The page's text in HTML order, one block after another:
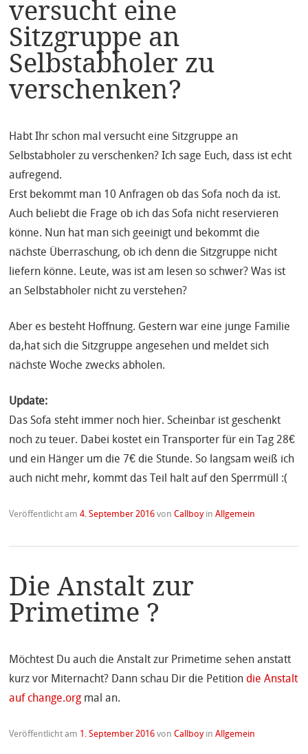
versucht eine
Sitzgruppe an
Selbstabholer zu
verschenken?
Habt Ihr schon mal versucht eine Sitzgruppe an
Selbstabholer zu verschenken? Ich sage Euch, dass ist echt
aufregend.
Erst bekommt man 10 Anfragen ob das Sofa noch da ist.
Auch beliebt die Frage ob ich das Sofa nicht reservieren
könne. Nun hat man sich geeinigt und bekommt die
nächste Überraschung, ob ich denn die Sitzgruppe nicht
liefern könne. Leute, was ist am lesen so schwer? Was ist
an Selbstabholer nicht zu verstehen?
Aber es besteht Hoffnung. Gestern war eine junge Familie
da,hat sich die Sitzgruppe angesehen und meldet sich
nächste Woche zwecks abholen.
Update:
Das Sofa steht immer noch hier. Scheinbar ist geschenkt
noch zu teuer. Dabei kostet ein Transporter für ein Tag 28€
und ein Hänger um die 7€ die Stunde. So langsam weiß ich
auch nicht mehr, kommt das Teil halt auf den Sperrmüll :(
Veröffentlicht am4. September 2016 vonCallboy inAllgemein
Die Anstalt zur
Primetime ?
Möchtest Du auch die Anstalt zur Primetime sehen anstatt
kurz vor Miternacht? Dann schau Dir die Petitiondie Anstalt
auf change.org mal an.
Veröffentlicht am 1. September 2016 vonCallboy inAllgemein